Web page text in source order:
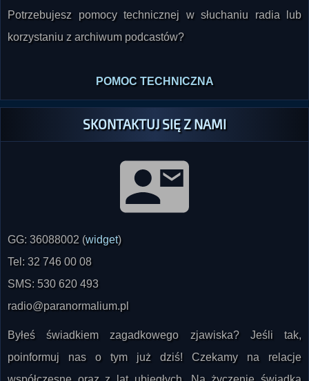
korzystaniu z archiwum podcastów?
SKONTAKTUJ SIĘ Z NAMI
)
Tel: 32 746 00 08
SMS: 530 620 493
radio@paranormalium.pl
Byłeś świadkiem zagadkowego zjawiska? Jeśli tak,
poinformuj nas o tym już dziś! Czekamy na relacje
współczesne oraz z lat ubiegłych. Na życzenie świadka
zapewniamy pełną anonimowość!